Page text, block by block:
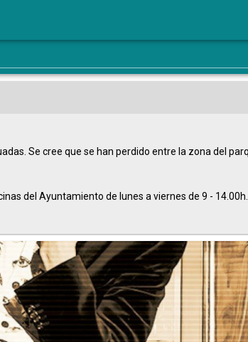
Se cree que se han perdido entre la zona del
del Ayuntamiento de lunes a viernes de 9 - 14.00h.